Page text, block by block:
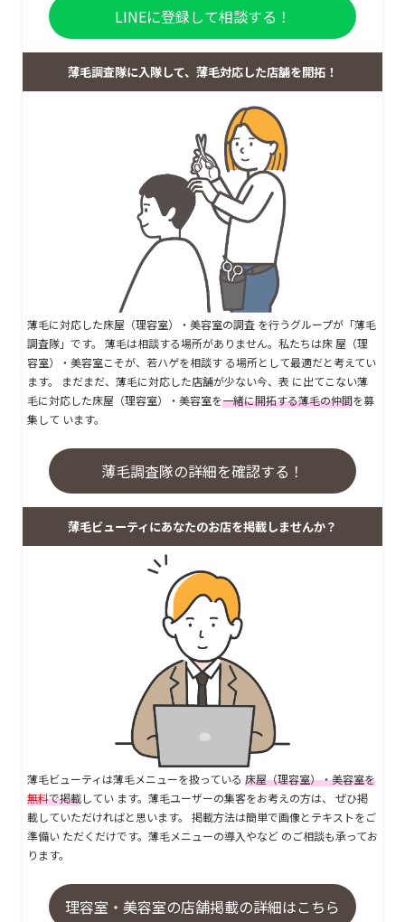
LINEに登録して相談する！
薄毛調査隊に入隊して、薄毛対応した店舗を開拓！
薄毛に対応した床屋（理容室）・美容室の調査 を行うグループが「薄毛
調査隊」です。 薄毛は相談する場所がありません。私たちは床 屋（理
容室）・美容室こそが、若ハゲを相談す る場所として最適だと考えてい
ます。 まだまだ、薄毛に対応した店舗が少ない今、表 に出てこない薄
毛に対応した床屋（理容室）・美容室を一緒に開拓する薄毛の仲間を募
集して います。
薄毛調査隊の詳細を確認する！
薄毛ビューティにあなたのお店を掲載しませんか？
薄毛ビューティは薄毛メニューを扱っている 床屋（理容室）・美容室を
無料で掲載してい ます。薄毛ユーザーの集客をお考えの方は、 ぜひ掲
載していただければと思います。 掲載方法は簡単で画像とテキストをご
準備い ただくだけです。薄毛メニューの導入やなど のご相談も承ってお
ります。
理容室・美容室の店舗掲載の詳細はこちら